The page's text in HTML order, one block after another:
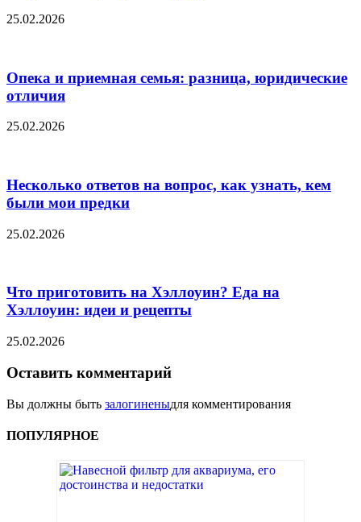
25.02.2026
Опека и приемная семья: разница, юридические
отличия
25.02.2026
Несколько ответов на вопрос, как узнать, кем
были мои предки
25.02.2026
Что приготовить на Хэллоуин? Еда на
Хэллоуин: идеи и рецепты
25.02.2026
Оставить комментарий
Вы должны быть залогиненыдля комментирования
ПОПУЛЯРНОЕ